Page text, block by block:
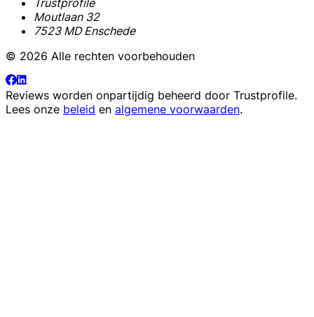
Moutlaan 32
7523 MD Enschede
© 2026 Alle rechten voorbehouden
Reviews worden onpartijdig beheerd door Trustprofile.
Lees onze beleid en algemene voorwaarden.